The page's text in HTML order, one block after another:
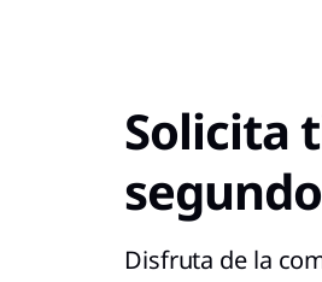
Solicita
Disfruta de la